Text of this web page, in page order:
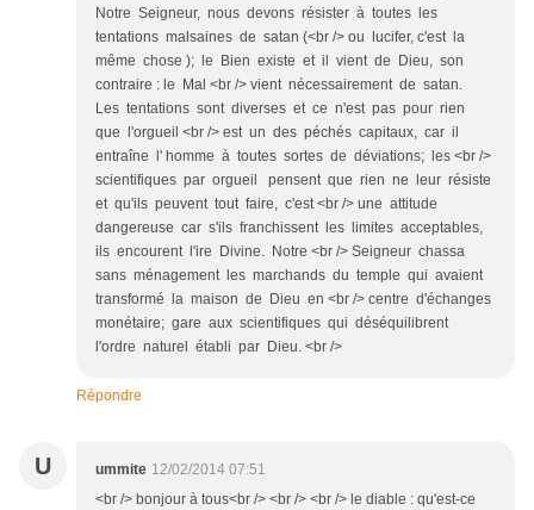
Notre Seigneur, nous devons résister à toutes les
tentations malsaines de satan (<br /> ou lucifer, c'est la
même chose ); le Bien existe et il vient de Dieu, son
contraire : le Mal <br /> vient nécessairement de satan.
Les tentations sont diverses et ce n'est pas pour rien
que l'orgueil <br /> est un des péchés capitaux, car il
entraîne l' homme à toutes sortes de déviations; les <br />
scientifiques par orgueil pensent que rien ne leur résiste
et qu'ils peuvent tout faire, c'est <br /> une attitude
dangereuse car s'ils franchissent les limites acceptables,
ils encourent l'ire Divine. Notre <br /> Seigneur chassa
sans ménagement les marchands du temple qui avaient
transformé la maison de Dieu en <br /> centre d'échanges
monétaire; gare aux scientifiques qui déséquilibrent
l'ordre naturel établi par Dieu. <br />
Répondre
U ummite 12/02/2014 07:51
<br /> bonjour à tous<br /> <br /> <br /> le diable : qu'est-ce